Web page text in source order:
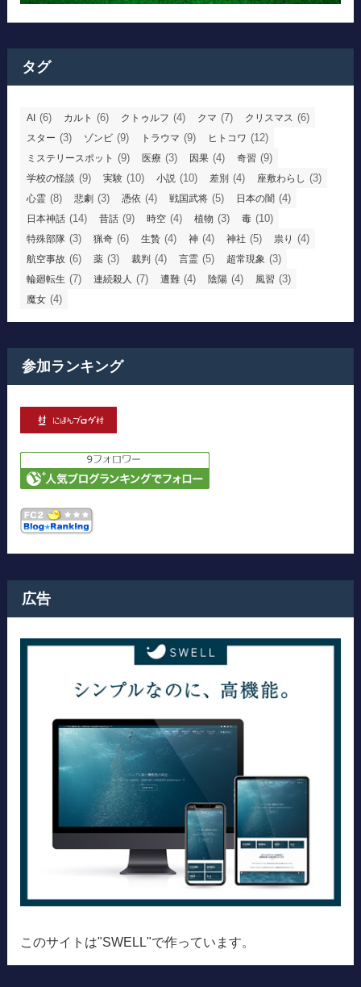
タグ
AI (6) カルト (6) クトゥルフ (4) クマ (7) クリスマス (6)
スター (3) ゾンビ (9) トラウマ (9) ヒトコワ (12)
ミステリースポット (9) 医療 (3) 因果 (4) 奇習 (9)
学校の怪談 (9) 実験 (10) 小説 (10) 差別 (4) 座敷わらし (3)
心霊 (8) 悲劇 (3) 憑依 (4) 戦国武将 (5) 日本の闇 (4)
日本神話 (14) 昔話 (9) 時空 (4) 植物 (3) 毒 (10)
特殊部隊 (3) 猟奇 (6) 生贄 (4) 神 (4) 神社 (5) 祟り (4)
航空事故 (6) 薬 (3) 裁判 (4) 言霊 (5) 超常現象 (3)
輪廻転生 (7) 連続殺人 (7) 遭難 (4) 陰陽 (4) 風習 (3)
魔女 (4)
参加ランキング
広告
このサイトは"SWELL"で作っています。